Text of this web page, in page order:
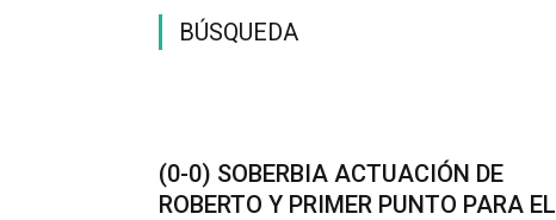
BÚSQUEDA
(0-0) SOBERBIA ACTUACIÓN DE
ROBERTO Y PRIMER PUNTO PARA EL